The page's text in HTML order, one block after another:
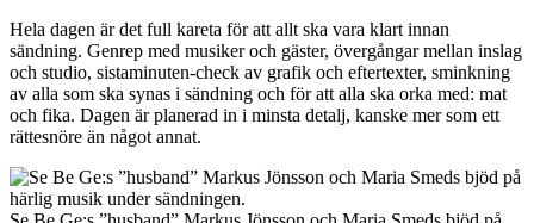
Hela dagen är det full kareta för att allt ska vara klart innan
sändning. Genrep med musiker och gäster, övergångar mellan inslag
och studio, sistaminuten-check av grafik och eftertexter, sminkning
av alla som ska synas i sändning och för att alla ska orka med: mat
och fika. Dagen är planerad in i minsta detalj, kanske mer som ett
rättesnöre än något annat.